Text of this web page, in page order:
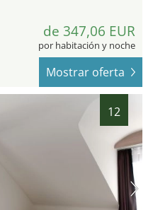
de 347,06 EUR
por habitación y noche
Mostrar oferta
12